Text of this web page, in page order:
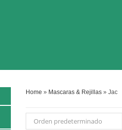
Home » Mascaras & Rejillas» Jac
Orden predeterminado